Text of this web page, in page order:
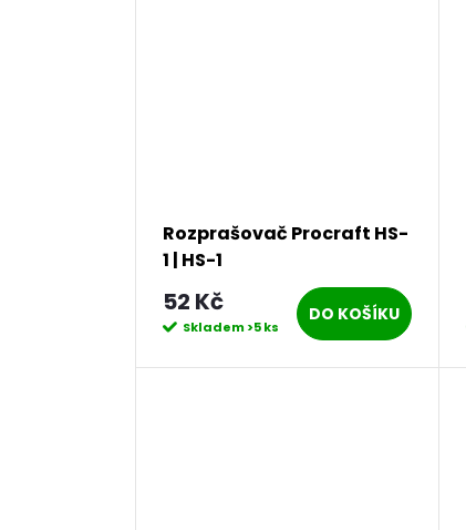
Rozprašovač Procraft HS-
1 | HS-1
52 Kč
Skladem>5 ks
DO KOŠÍKU